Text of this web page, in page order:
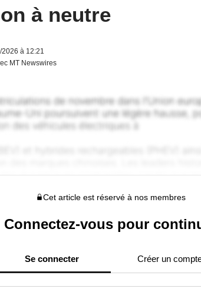
à neutre
à 12:21
MT Newswires
Cet article est réservé à nos membres
Connectez-vous pour
Se connecter Créer un